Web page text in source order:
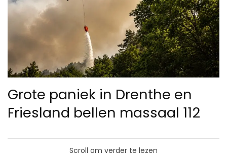
Grote paniek in Drenthe en
Friesland bellen massaal 112
Scroll om verder te lezen